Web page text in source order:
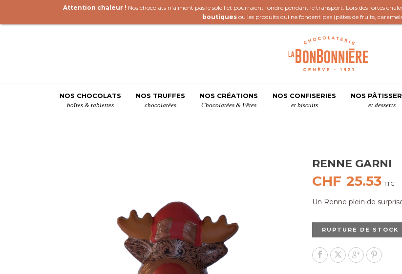
NOS CHOCOLATS
boîtes & tablettes
NOS TRUFFES
chocolatées
NOS CRÉATIONS
Chocolatées & Fêtes
NOS CONFISERIES
et biscuits
NOS
et desserts
RENNE GARNI
CHF 25.53 TTC
Un Renne plein de
RUPTURE DE STOCK
Attention chaleur ! Nos chocolats n'aiment pas le soleil et pourraient fondre pendant le transport. Lors des fortes
boutiques ou les produits qui ne fondent pas (pâtes de fruits,